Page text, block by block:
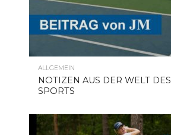
ALLGEMEIN
NOTIZEN AUS DER WELT DES
SPORTS